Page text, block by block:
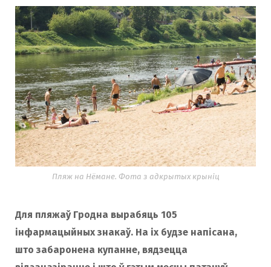
Пляж на Нёмане. Фота з адкрытых крыніц
Для пляжаў Гродна вырабяць 105
інфармацыйных знакаў. На іх будзе напісана,
што забаронена купанне, вядзецца